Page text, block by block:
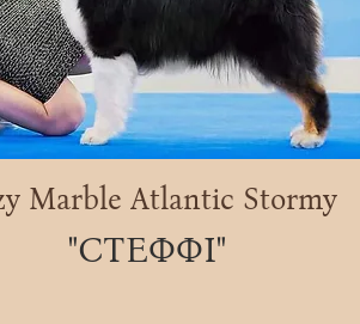
Marble Atlantic Stormy
"СТЕФФІ"